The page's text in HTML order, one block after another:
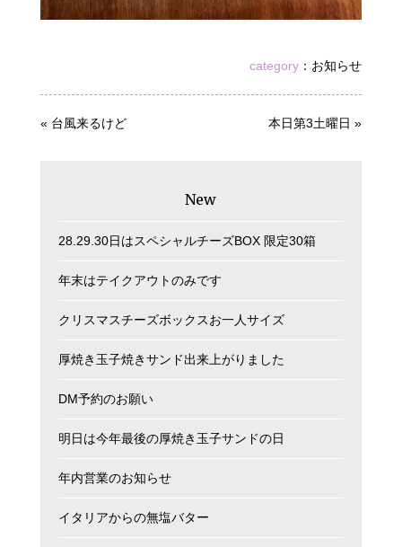
category ： お知らせ
« 台風来るけど 本日第3土曜日 »
New
28.29.30日はスペシャルチーズBOX 限定30箱
年末はテイクアウトのみです
クリスマスチーズボックスお一人サイズ
厚焼き玉子焼きサンド出来上がりました
DM予約のお願い
明日は今年最後の厚焼き玉子サンドの日
年内営業のお知らせ
イタリアからの無塩バター